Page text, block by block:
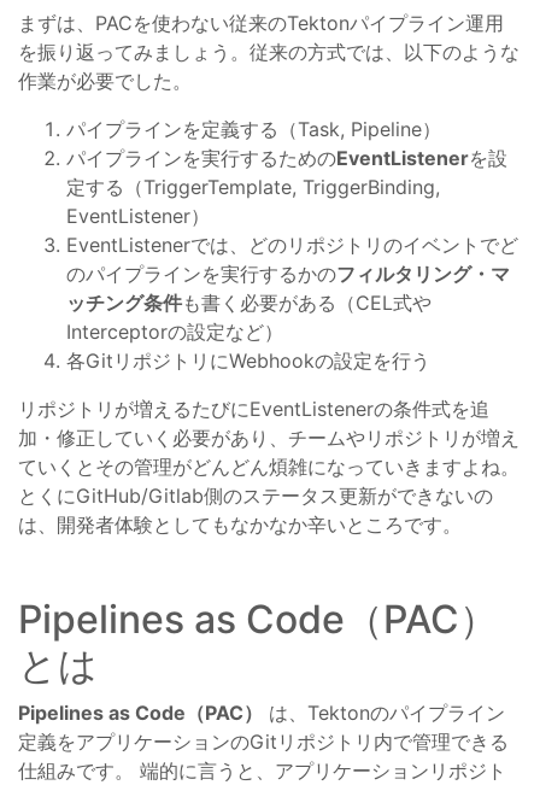
まずは、PACを使わない従来のTektonパイプライン運用
を振り返ってみましょう。従来の方式では、以下のような
作業が必要でした。
パイプラインを定義する（Task, Pipeline）
パイプラインを実行するためのEventListenerを設
定する（TriggerTemplate, TriggerBinding,
EventListener）
EventListenerでは、どのリポジトリのイベントでど
のパイプラインを実行するかのフィルタリング・マ
ッチング条件も書く必要がある（CEL式や
Interceptorの設定など）
各GitリポジトリにWebhookの設定を行う
リポジトリが増えるたびにEventListenerの条件式を追
加・修正していく必要があり、チームやリポジトリが増え
ていくとその管理がどんどん煩雑になっていきますよね。
とくにGitHub/Gitlab側のステータス更新ができないの
は、開発者体験としてもなかなか辛いところです。
Pipelines as Code（PAC）
とは
Pipelines as Code（PAC）
は、Tektonのパイプライン
定義をアプリケーションのGitリポジトリ内で管理できる
仕組みです。 端的に言うと、アプリケーションリポジト